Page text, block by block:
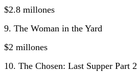
$2.8 millones
9. The Woman in the Yard
$2 millones
10. The Chosen: Last Supper Part 2